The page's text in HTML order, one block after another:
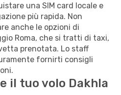
una SIM card locale e
più rapida. Non
anche le opzioni di
Roma, che si tratti di taxi,
prenotata. Lo staff
fornirti consigli
il tuo volo Dakhla